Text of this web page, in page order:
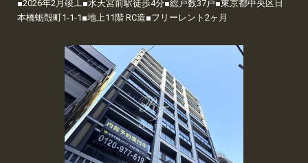
■2026年2月竣工■水天宮前駅徒歩4分■総戸数37戸■東京都中央区日
本橋蛎殻町1-1-1■地上11階 RC造■フリーレント2ヶ月